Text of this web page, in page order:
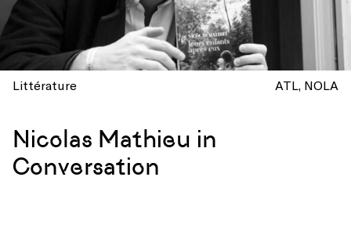
Littérature ATL NOLA
Nicolas Mathieu in
Conversation